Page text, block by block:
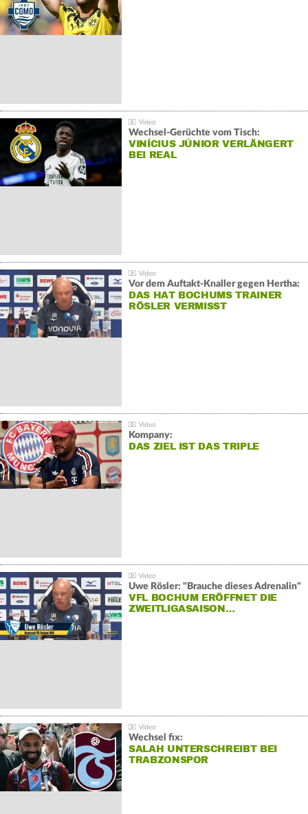
Wechsel-Gerüchte vom Tisch:
VINÍCIUS JÚNIOR VERLÄNGERT
BEI REAL
Vor dem Auftakt-Knaller gegen Hertha:
DAS HAT BOCHUMS TRAINER
RÖSLER VERMISST
Kompany:
DAS ZIEL IST DAS TRIPLE
Uwe Rösler: "Brauche dieses Adrenalin"
VFL BOCHUM ERÖFFNET DIE
ZWEITLIGASAISON…
Wechsel fix:
SALAH UNTERSCHREIBT BEI
TRABZONSPOR